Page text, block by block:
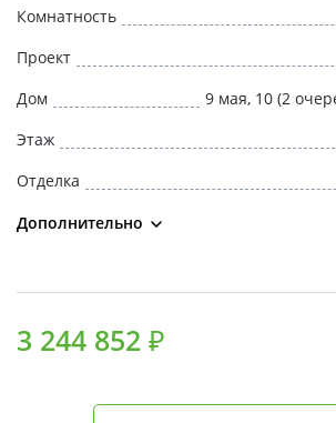
Выбор недвижимости
Офис продаж
Работа
Комнатность
Проект
Дом
9 мая, 10 (2
Этаж
Отделка
Дополнительно
3 244 852 ₽